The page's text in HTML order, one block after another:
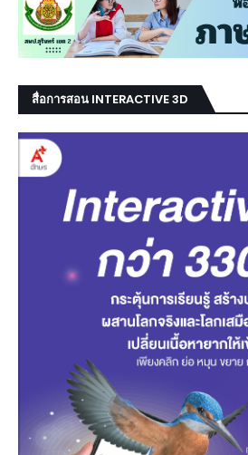
สื่อการสอน INTERACTIVE 3D